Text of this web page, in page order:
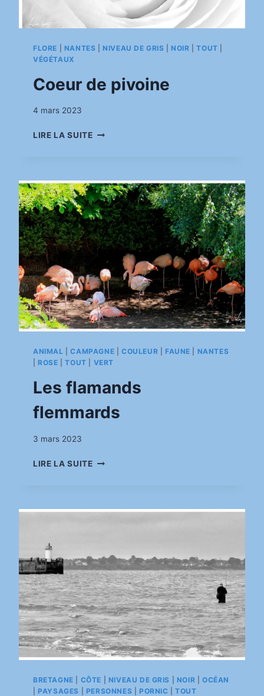
FLORE NANTES |NIVEAU DE GRIS |NOIR |TOUT
VÉGÉTAUX
Coeur de pivoine
Par
4 mars 2023
LIRE LA SUITECOEUR
ANIMAL |CAMPAGNE COULEUR FAUNE
NANTES
|ROSE |TOUT VERT
Les flamands
flemmards
Par
3 mars 2023
LIRE LA SUITELES
BRETAGNE CÔTE NIVEAU DE GRIS NOIR |OCÉAN
|PAYSAGES PERSONNES PORNIC |TOUT